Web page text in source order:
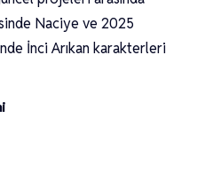
Naciye ve 2025
İnci Arıkan karakterleri